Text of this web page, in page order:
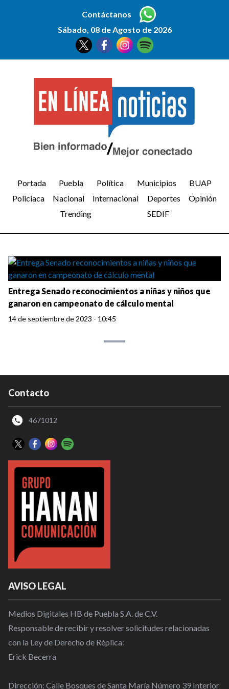
Contáctanos
Sábado, 08 de Agosto de 2026
Portada Puebla Política Municipios
BUAP
Policiaca
Nacional Internacional Deportes
Opinión
Trending
SEDIF
Entrega Senado reconocimientos a niñas y niños que
ganaron en campeonato de cálculo mental
14 de septiembre de 2023 - 10:45
Contacto
4671012
AVISO LEGAL
Medios Digitales HB de Puebla S.A. de C.V.
Responsable de recibir y resolver solicitudes relacionadas
con la Ley de Derecho de Réplica:
Erick Becerra
Dirección: Calle Bosques de Santa María Número 39 Interior